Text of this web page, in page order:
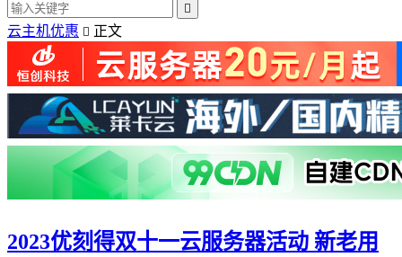

云主机优惠  正文
2023优刻得双十一云服务器活动 新老用